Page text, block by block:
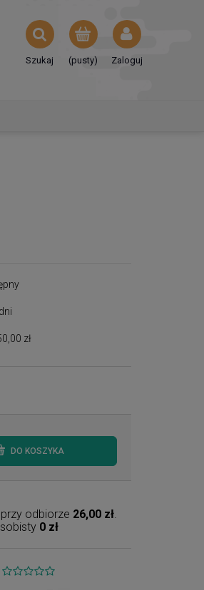
(pusty) Zaloguj
Szukaj
zł
DO KOSZYKA
przy odbiorze 26,00 zł.
0 zł